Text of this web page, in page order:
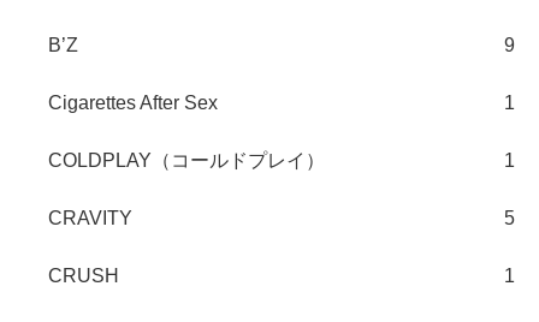
B’Z 9
Cigarettes After Sex 1
COLDPLAY（コールドプレイ） 1
CRAVITY 5
CRUSH 1